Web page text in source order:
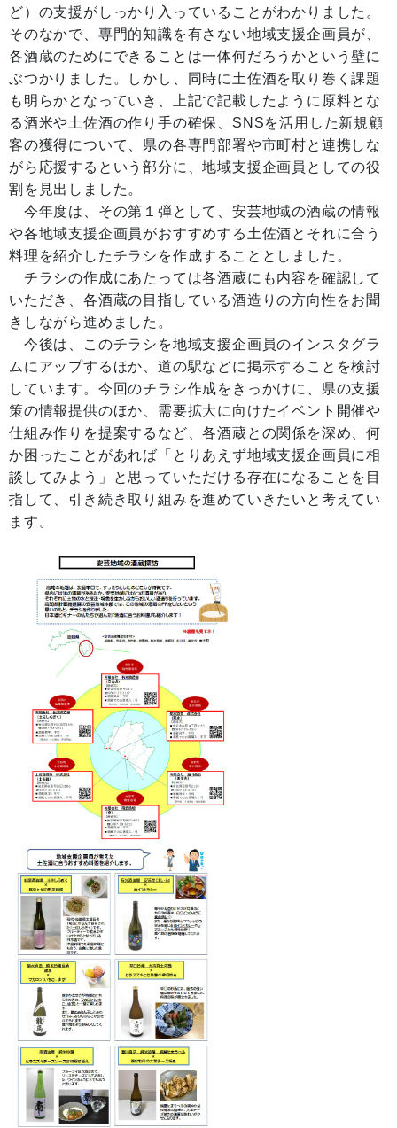
ど）の支援がしっかり入っていることがわかりました。
そのなかで、専門的知識を有さない地域支援企画員が、
各酒蔵のためにできることは一体何だろうかという壁に
ぶつかりました。しかし、同時に土佐酒を取り巻く課題
も明らかとなっていき、上記で記載したように原料とな
る酒米や土佐酒の作り手の確保、SNSを活用した新規顧
客の獲得について、県の各専門部署や市町村と連携しな
がら応援するという部分に、地域支援企画員としての役
割を見出しました。
今年度は、その第１弾として、安芸地域の酒蔵の情報
や各地域支援企画員がおすすめする土佐酒とそれに合う
料理を紹介したチラシを作成することとしました。
チラシの作成にあたっては各酒蔵にも内容を確認して
いただき、各酒蔵の目指している酒造りの方向性をお聞
きしながら進めました。
今後は、このチラシを地域支援企画員のインスタグラ
ムにアップするほか、道の駅などに掲示することを検討
しています。今回のチラシ作成をきっかけに、県の支援
策の情報提供のほか、需要拡大に向けたイベント開催や
仕組み作りを提案するなど、各酒蔵との関係を深め、何
か困ったことがあれば「とりあえず地域支援企画員に相
談してみよう」と思っていただける存在になることを目
指して、引き続き取り組みを進めていきたいと考えてい
ます。